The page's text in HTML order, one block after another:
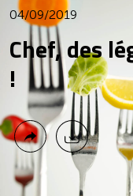
04/09/2019
Chef, des
!